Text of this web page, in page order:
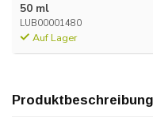
50 ml
LUB00001480
Auf Lager
Produktbeschreibung